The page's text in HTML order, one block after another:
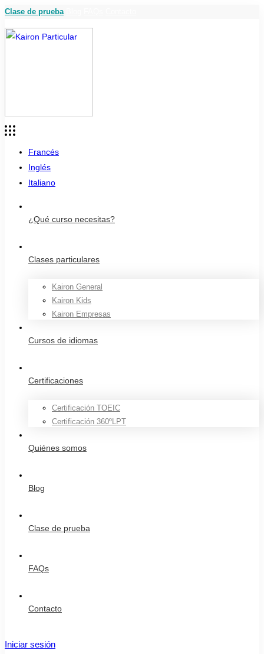
Clase de prueba
Francés
Inglés
Italiano
¿Qué curso necesitas?
Clases particulares
Kairon General
Kairon Kids
Kairon Empresas
Cursos de idiomas
Certificaciones
Certificación TOEIC
Certificación 360ºLPT
Quiénes somos
Blog
Clase de prueba
FAQs
Contacto
Iniciar sesión